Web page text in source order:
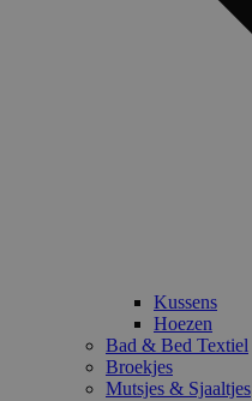
Kussens
Hoezen
Bad & Bed Textiel
Broekjes
Mutsjes & Sjaaltjes